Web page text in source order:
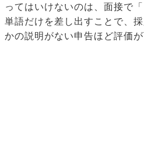
ってはいけないのは、面接で
単語だけを差し出すことで、
かの説明がない申告ほど評価が